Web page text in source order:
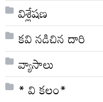
విశ్లేషణ
కవి నడిచిన దారి
వ్యాసాలు
* వి క‌లం*